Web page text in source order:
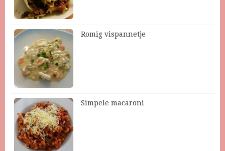
Romig vispannetje
Simpele macaroni